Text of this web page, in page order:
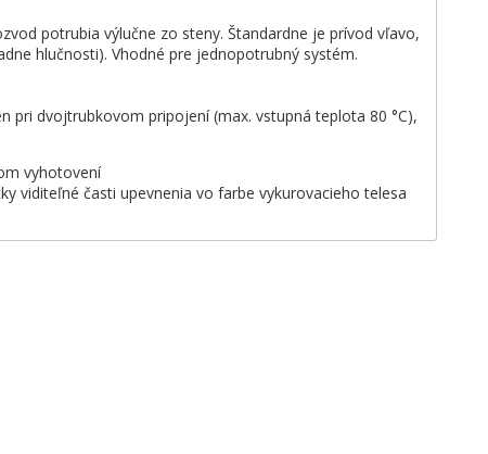
potrubia výlučne zo steny. Štandardne je prívod vľavo,
hlučnosti). Vhodné pre jednopotrubný systém.
pri dvojtrubkovom pripojení (max. vstupná teplota 80 °C),
vyhotovení
viditeľné časti upevnenia vo farbe vykurovacieho telesa